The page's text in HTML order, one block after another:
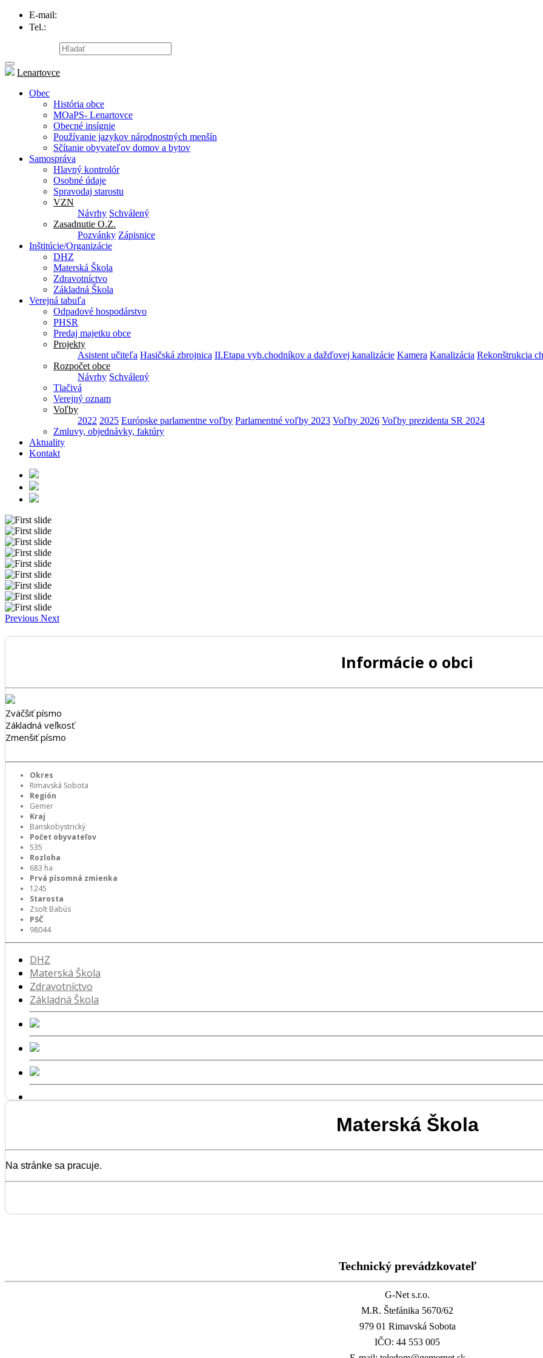
E-mail:
Tel.:
Lenartovce
Obec
História obce
MOaPS- Lenartovce
Obecné insígnie
Používanie jazykov národnostných menšín
Sčítanie obyvateľov domov a bytov
Samospráva
Hlavný kontrolór
Osobné údaje
Spravodaj starostu
VZN
Návrhy Schválený
Zasadnutie O.Z.
Pozvánky Zápisnice
Inštitúcie/Organizácie
DHZ
Materská Škola
Zdravotníctvo
Základná Škola
Verejná tabuľa
Odpadové hospodárstvo
PHSR
Predaj majetku obce
Projekty
Asistent učiteľa Hasičská zbrojnica II.Etapa vyb.chodníkov a dažďovej kanalizácie Kamera Kanalizácia Rekonštrukcia
Rozpočet obce
Návrhy Schválený
Tlačivá
Verejný oznam
Voľby
2022 2025 Európske parlamentne voľby Parlamentné voľby 2023 Voľby 2026 Voľby prezidenta SR 2024
Zmluvy, objednávky, faktúry
Aktuality
Kontakt
Previous Next
Informácie o obci
Zväčšiť písmo
Základná veľkosť
Zmenšiť písmo
Okres
Rimavská Sobota
Región
Gemer
Kraj
Banskobystrický
Počet obyvateľov
535
Rozloha
683 ha
Prvá písomná zmienka
1245
Starosta
Zsolt Babús
PSČ
98044
DHZ
Materská Škola
Zdravotníctvo
Základná Škola
Materská Škola
Na stránke sa pracuje.
Technický prevádzkovateľ
G-Net s.r.o.
M.R. Štefánika 5670/62
979 01 Rimavská Sobota
IČO: 44 553 005